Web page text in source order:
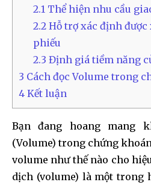
2.1 Thể hiện nhu cầu
2.2 Hỗ trợ xác định được
phiếu
2.3 Định giá tiềm năng
3 Cách đọc Volume trong
4 Kết luận
Bạn đang hoang mang
(Volume) trong chứng
volume như thế nào cho
dịch (volume) là một trong